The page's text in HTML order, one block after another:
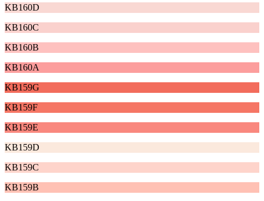
KB160D
KB160C
KB160B
KB160A
KB159G
KB159F
KB159E
KB159D
KB159C
KB159B